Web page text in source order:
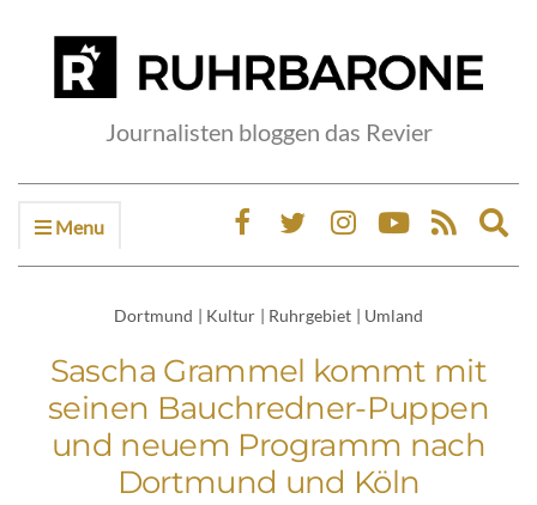
Journalisten bloggen das Revier
Menu
Dortmund | Kultur | Ruhrgebiet | Umland
Sascha Grammel kommt mit
seinen Bauchredner-Puppen
und neuem Programm nach
Dortmund und Köln